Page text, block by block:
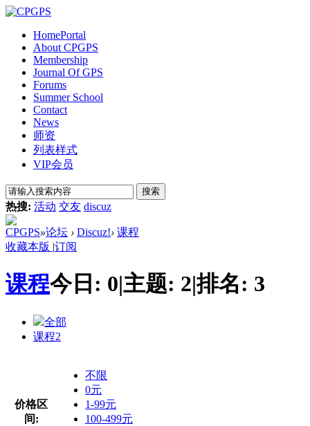
HomePortal
About CPGPS
Membership
Journal Of GPS
Forums
Summer School
Contact
News
师资
列表样式
VIP会员
搜索
热搜: 活动 交友 discuz
CPGPS»论坛 › Discuz!› 课程
收藏本版 |订阅
课程今日: 0|主题: 2|排名: 3
全部
课程2
价格区
间:
不限
0元
1-99元
100-499元